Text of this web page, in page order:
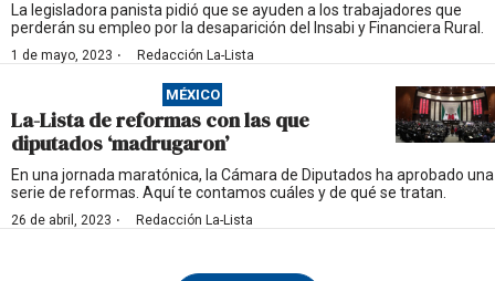
La legisladora panista pidió que se ayuden a los trabajadores que
perderán su empleo por la desaparición del Insabi y Financiera Rural.
1 de mayo, 2023 · Redacción La-Lista
MÉXICO
La-Lista de reformas con las que
diputados ‘madrugaron’
En una jornada maratónica, la Cámara de Diputados ha aprobado una
serie de reformas. Aquí te contamos cuáles y de qué se tratan.
26 de abril, 2023 · Redacción La-Lista